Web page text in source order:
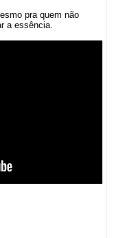
pra quem não
a essência.